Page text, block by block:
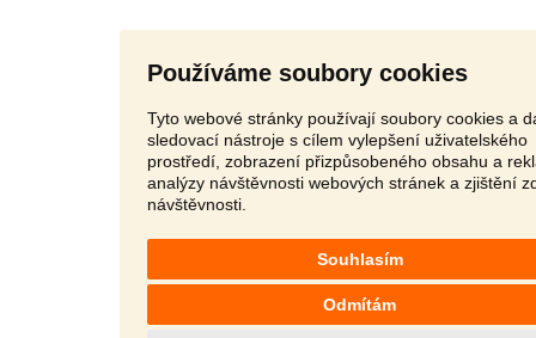
Používáme soubory cookies
Tyto webové stránky používají soubory cookies a
sledovací nástroje s cílem vylepšení uživatelského
prostředí, zobrazení přizpůsobeného obsahu a
analýzy návštěvnosti webových stránek a zjištění
návštěvnosti.
Souhlasím
Odmítám